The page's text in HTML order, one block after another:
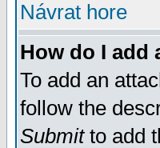
Návrat hore
How do I add
To add an
follow the
Submitto add